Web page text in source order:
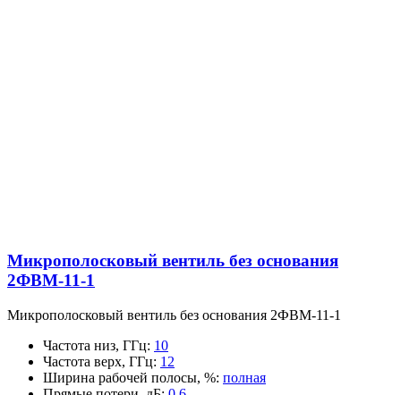
Микрополосковый вентиль без основания
2ФВМ-11-1
Микрополосковый вентиль без основания 2ФВМ-11-1
Частота низ, ГГц: 10
Частота верх, ГГц: 12
Ширина рабочей полосы, %: полная